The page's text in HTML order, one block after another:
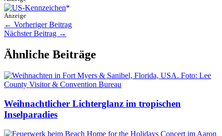
Anzeige
← Vorheriger Beitrag
Nächster Beitrag →
Ähnliche Beiträge
Weihnachtlicher Lichterglanz im tropischen
Inselparadies